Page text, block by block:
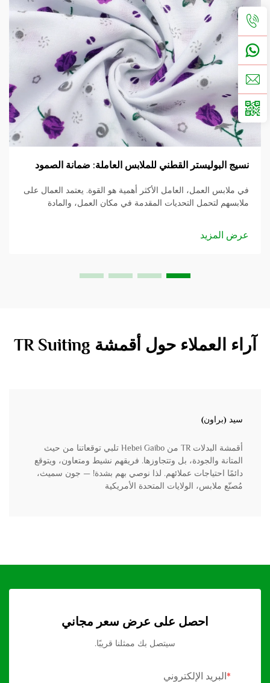
نسيج البوليستر القطني للملابس العاملة: ضمانة الصمود
في ملابس العمل، العامل الأكثر أهمية هو القوة. يعتمد العمال على
ملابسهم لتحمل التحديات المقدمة في مكان العمل، والمادة
عرض المزيد
آراء العملاء حول أقمشة TR Suiting
سيد (براون)
أقمشة البدلات TR من Hebei Gaibo تلبي توقعاتنا من حيث
المتانة والجودة، بل وتتجاوزها. فريقهم نشيط ومتعاون، ويتوقع
دائمًا احتياجات عملائهم. لذا نوصي بهم بشدة! — جون سميث،
مُصنّع ملابس، الولايات المتحدة الأمريكية
احصل على عرض سعر مجاني
سيتصل بك ممثلنا قريبًا.
البريد الإلكتروني